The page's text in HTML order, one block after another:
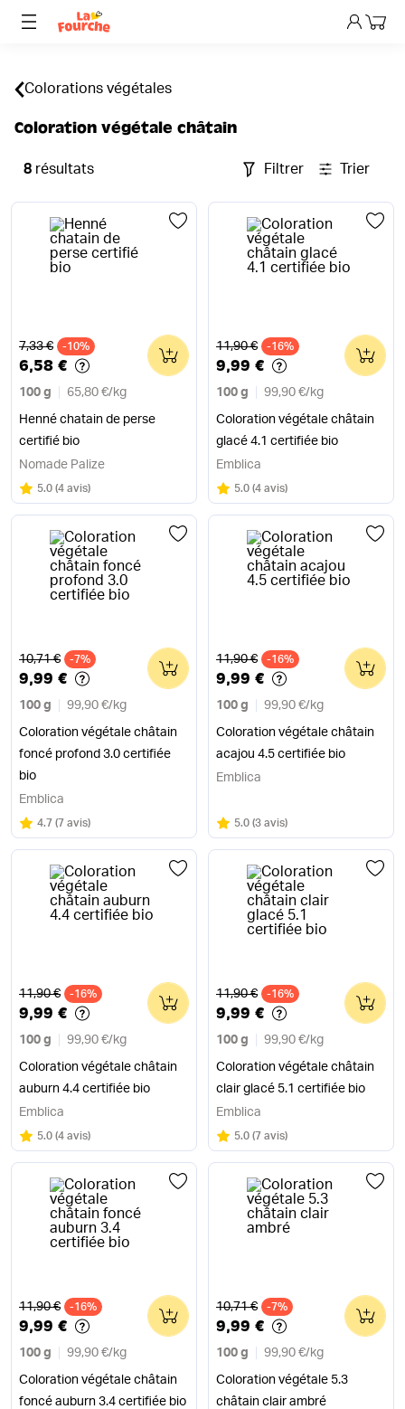
Mon
Colorations végétales
Coloration végétale châtain
8 résultats Filtrer Trier
Ancien prix
7,33 € -10%
6,58 €
100 g 65,80 €/ kg
Henné chatain de perse
certifié bio
0
Nomade Palize
Note
5.0 sur 5
(4 avis)
Ancien prix
11,90 € -16%
9,99 €
100 g 99,90 €/ kg
Coloration végétale châtain
glacé 4.1 certifiée bio
0
Emblica
Note
5.0 sur 5
(4 avis)
Ancien prix
10,71 € -7%
9,99 €
100 g 99,90 €/ kg
Coloration végétale châtain
foncé profond 3.0 certifiée
bio
0
Emblica
Note
4.7 sur 5
(7 avis)
Ancien prix
11,90 € -16%
9,99 €
100 g 99,90 €/ kg
Coloration végétale châtain
acajou 4.5 certifiée bio
0
Emblica
Note
5.0 sur 5
(3 avis)
Ancien prix
11,90 € -16%
9,99 €
100 g 99,90 €/ kg
Coloration végétale châtain
auburn 4.4 certifiée bio
0
Emblica
Note
5.0 sur 5
(4 avis)
Ancien prix
11,90 € -16%
9,99 €
100 g 99,90 €/ kg
Coloration végétale châtain
clair glacé 5.1 certifiée bio
0
Emblica
Note
5.0 sur 5
(7 avis)
Ancien prix
11,90 € -16%
9,99 €
100 g 99,90 €/ kg
Coloration végétale châtain
foncé auburn 3.4 certifiée bio
0 Ancien prix
10,71 € -7%
9,99 €
100 g 99,90 €/ kg
Coloration végétale 5.3
châtain clair ambré
0